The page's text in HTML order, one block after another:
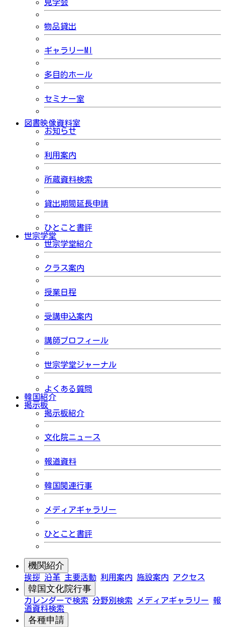
見学会
物品貸出
ギャラリーMI
多目的ホール
セミナー室
図書映像資料室
お知らせ
利用案内
所蔵資料検索
貸出期間延長申請
ひとこと書評
世宗学堂
世宗学堂紹介
クラス案内
授業日程
受講申込案内
講師プロフィール
世宗学堂ジャーナル
よくある質問
韓国紹介
掲示板
掲示板紹介
文化院ニュース
報道資料
韓国関連行事
メディアギャラリー
ひとこと書評
機関紹介
挨拶 沿革 主要活動 利用案内 施設案内 アクセス
韓国文化院行事
カレンダーで検索 分野別検索 メディアギャラリー 報
道資料検索
各種申請